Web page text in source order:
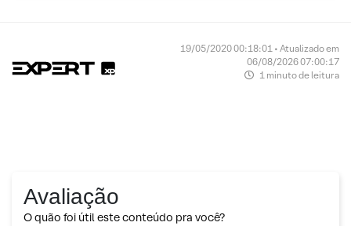
19/05/2020 00:18:01 • Atualizado em
06/08/2026 07:00:17
1 minuto de leitura
Avaliação
O quão foi útil este conteúdo pra você?